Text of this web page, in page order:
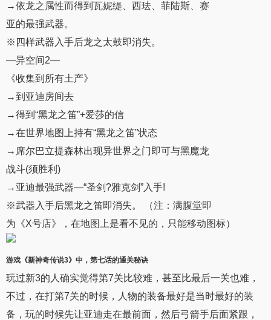
→依龙之属性而得到瓦妮缇、西珐、菲陆斯、赛
亚的最强武器。
※四样武器入手后龙之太鼓即消失。
—异空间2—
《收集到所有土产》
→到亚迪房间去
→得到“黑龙之笛”+爱莎的信
→在世界地图上持有“黑龙之笛”状态
→席尔巴立提森林出现异世界之门即可与黑魔龙
战斗(须胜利)
→亚迪最强武器—“圣剑?雅克剑”入手!
※武器入手后黑龙之笛即消失。 （注：满腹堂即
为《X号店》，在地图上是看不见的，只能移动图标）
游戏《新神奇传说3》中，第七话的通关秘诀
玩过新3的人确实觉得第7关比较难，甚至比最后一关也难，
不过，在打第7关的时候，人物的装备最好是当时最好的装
备，玩的时候先让亚迪走在最前面，然后弓箭手后面紧跟，